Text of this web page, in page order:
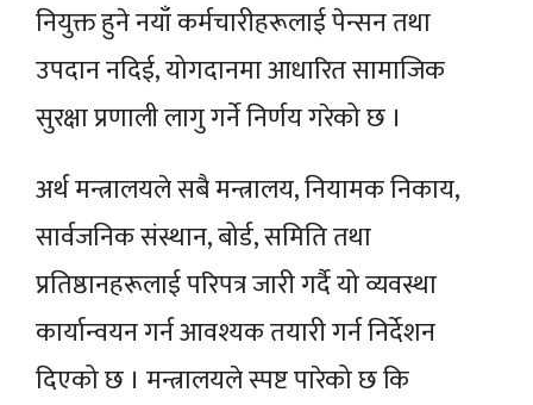
नियुक्त हुने नयाँ कर्मचारीहरूलाई पेन्सन तथा
उपदान नदिई, योगदानमा आधारित सामाजिक
सुरक्षा प्रणाली लागु गर्ने निर्णय गरेको छ ।
अर्थ मन्त्रालयले सबै मन्त्रालय, नियामक निकाय,
सार्वजनिक संस्थान, बोर्ड, समिति तथा
प्रतिष्ठानहरूलाई परिपत्र जारी गर्दै यो व्यवस्था
कार्यान्वयन गर्न आवश्यक तयारी गर्न निर्देशन
दिएको छ । मन्त्रालयले स्पष्ट पारेको छ कि